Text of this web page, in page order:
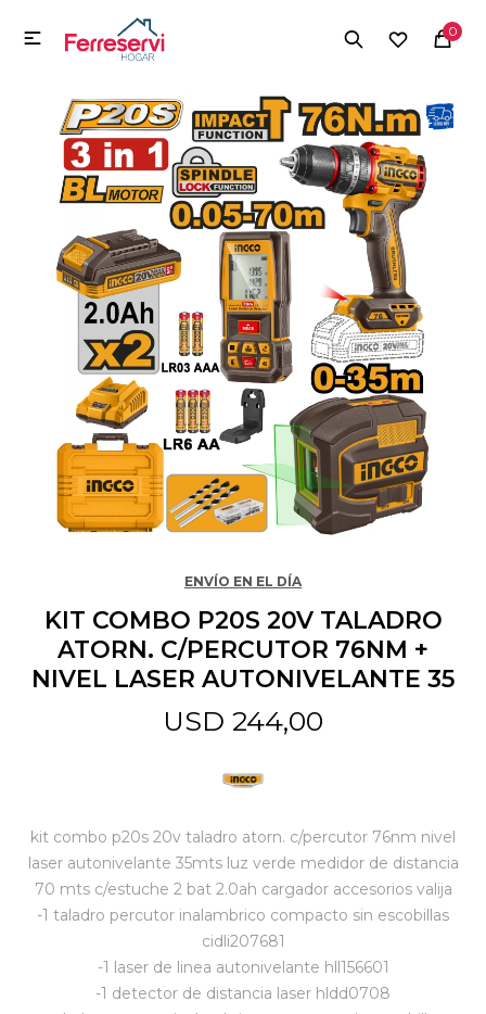
0

ENVÍO EN EL DÍA
KIT COMBO P20S 20V TALADRO
ATORN. C/PERCUTOR 76NM +
NIVEL LASER AUTONIVELANTE 35
USD 244,00
kit combo p20s 20v taladro atorn. c/percutor 76nm nivel
laser autonivelante 35mts luz verde medidor de distancia
70 mts c/estuche 2 bat 2.0ah cargador accesorios valija
-1 taladro percutor inalambrico compacto sin escobillas
cidli207681
-1 laser de linea autonivelante hll156601
-1 detector de distancia laser hldd0708
MI CUENTA
Herramientas y Construcción
Herramientas y Construcción
Electrodomésticos
Tecnología
Deportes
Camping
Mascotas
Juguetes y artículos para bebé
Gastronomía